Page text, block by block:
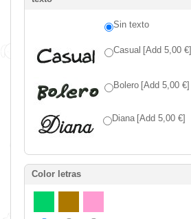
Sin texto
Casual [Add 5,00 €]
Bolero [Add 5,00 €]
Diana [Add 5,00 €]
Color letras